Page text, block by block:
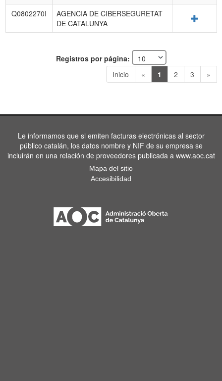
Q0802270I
AGENCIA DE CIBERSEGURETAT
DE CATALUNYA
Registros por página:
Inicio
« 1 2 3 »
Le informamos que si emiten facturas electrónicas al sector
público catalán, los datos nombre y NIF de su empresa se
incluirán en una relación de proveedores publicada a www.aoc.cat
Mapa del sitio
Accesibilidad